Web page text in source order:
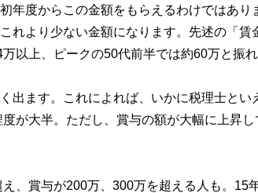
年度からこの金額をもらえるわけではあり
れより少ない金額になります。先述の「賃
以上、ピークの50代前半では約60万と振れ
出ます。これによれば、いかに税理士とい
が大半。ただし、賞与の額が大幅に上昇
、賞与が200万、300万を超える人も。15